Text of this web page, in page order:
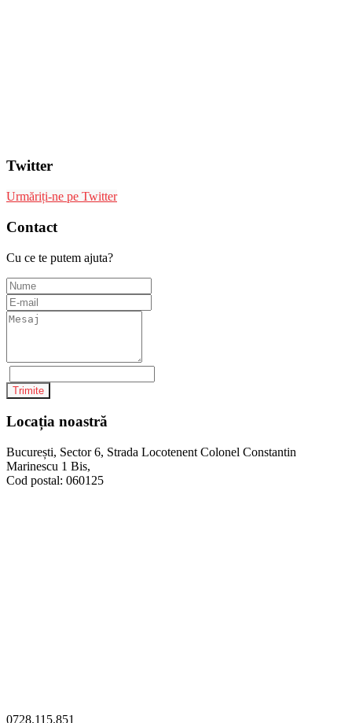
Twitter
Urmăriți-ne pe Twitter
Contact
Cu ce te putem ajuta?
Trimite
Locația noastră
București, Sector 6, Strada Locotenent Colonel Constantin
Marinescu 1 Bis,
Cod postal: 060125
0728.115.851